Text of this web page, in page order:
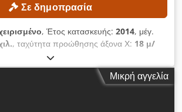
Σε δημοπρασία
, Έτος κατασκευής: 2014, μέγ.
, ταχύτητα προώθησης άξονα Χ: 18 μ/
ΛΕΠΤΟΜΕΡΕΙΕΣ Διαστάσεις τεμαχίου
ύψος πλάκας: 10 mm Μέγιστο ύψος
πλάτος πλάκας: 70 mm Ελάχιστο
Μέγιστο πάχος άκρης: 12 mm Μέγιστη
18 m/min Προώθηση και καθοδήγηση
Μικρή αγγελία